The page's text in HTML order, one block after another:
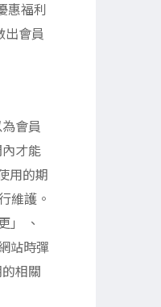
惠福利
出會員
會員
才能
用的期
維護。
」 、
站時彈
相關